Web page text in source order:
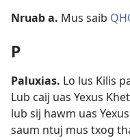
Nruab a. Mus saib
P
Paluxias. Lo lus Kilis
Lub caij uas Yexus
lub sij hawm uas
saum ntuj mus txog